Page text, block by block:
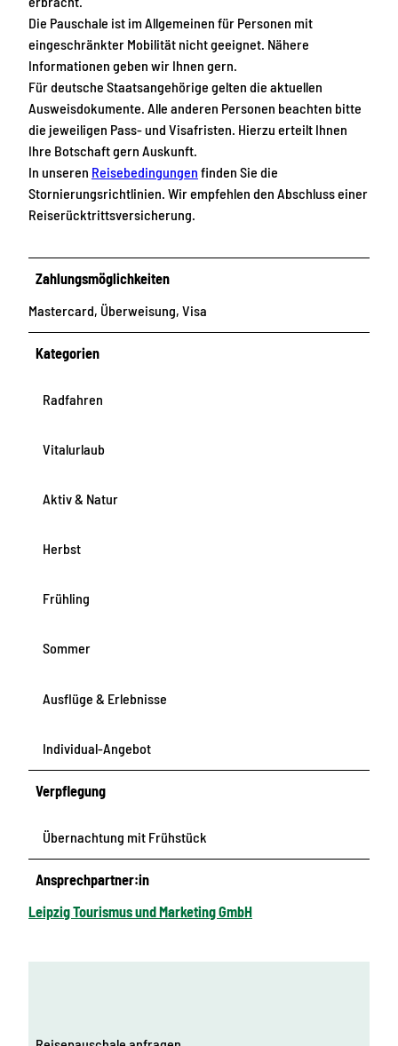
Die Pauschale ist im Allgemeinen für Personen mit
eingeschränkter Mobilität nicht geeignet. Nähere
Informationen geben wir Ihnen gern.
Für deutsche Staatsangehörige gelten die aktuellen
Ausweisdokumente. Alle anderen Personen beachten bitte
die jeweiligen Pass- und Visafristen. Hierzu erteilt Ihnen
Ihre Botschaft gern Auskunft.
In unseren Reisebedingungen finden Sie die
Stornierungsrichtlinien. Wir empfehlen den Abschluss einer
Reiserücktrittsversicherung.
Zahlungsmöglichkeiten
Mastercard, Überweisung, Visa
Kategorien
Radfahren
Vitalurlaub
Aktiv & Natur
Herbst
Frühling
Sommer
Ausflüge & Erlebnisse
Individual-Angebot
Verpflegung
Übernachtung mit Frühstück
Ansprechpartner:in
Leipzig Tourismus und Marketing GmbH